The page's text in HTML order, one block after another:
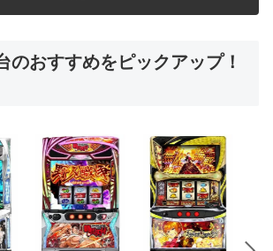
のおすすめをピックアップ！